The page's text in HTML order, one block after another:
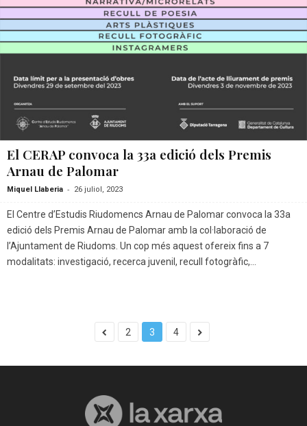
El CERAP convoca la 33a edició dels Premis
Arnau de Palomar
Miquel Llaberia - 26 juliol, 2023
El Centre d’Estudis Riudomencs Arnau de Palomar convoca la 33a
edició dels Premis Arnau de Palomar amb la col·laboració de
l’Ajuntament de Riudoms. Un cop més aquest ofereix fins a 7
modalitats: investigació, recerca juvenil, recull fotogràfic,...
2 3 4